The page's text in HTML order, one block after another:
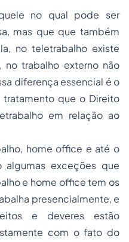
no qual pode ser
mas que que também
no teletrabalho existe
no trabalho externo não
diferença essencial é o
que o Direito
em relação ao
home office e até o
algumas exceções que
e home office tem os
presencialmente, e
e deveres estão
com o fato do